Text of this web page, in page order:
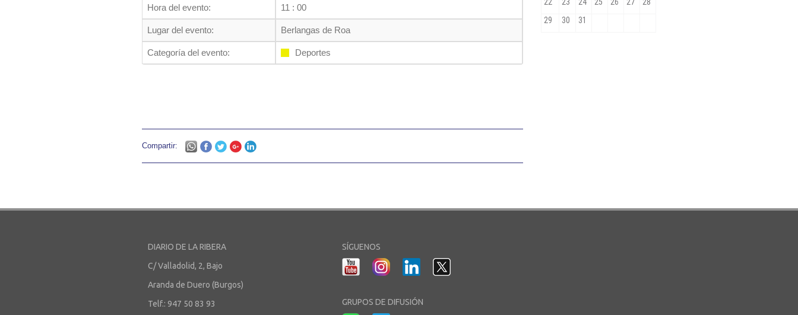
Hora del evento: 11 : 00
Lugar del evento: Berlangas de Roa
Categoría del evento: Deportes
Compartir:
DIARIO DE LA RIBERA
C/ Valladolid, 2, Bajo
Aranda de Duero (Burgos)
Telf.: 947 50 83 93
SÍGUENOS
GRUPOS DE DIFUSIÓN